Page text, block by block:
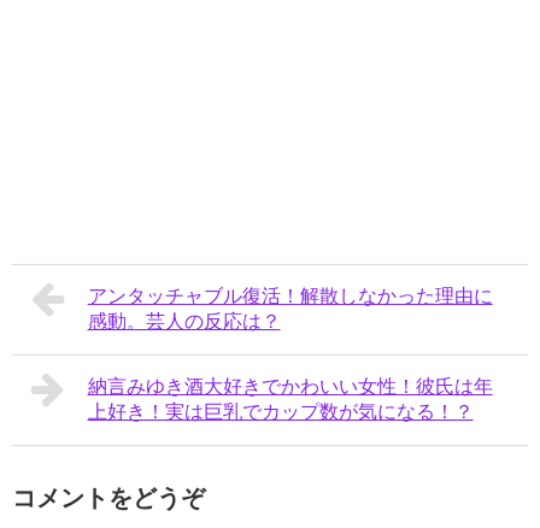
アンタッチャブル復活！解散しなかった理由に
感動。芸人の反応は？
納言みゆき酒大好きでかわいい女性！彼氏は年
上好き！実は巨乳でカップ数が気になる！？
コメントをどうぞ